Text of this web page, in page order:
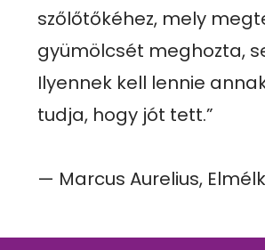
szőlőtőkéhez, mely
gyümölcsét meghozta,
Ilyennek kell lennie
tudja, hogy jót tett.”
— Marcus Aurelius,